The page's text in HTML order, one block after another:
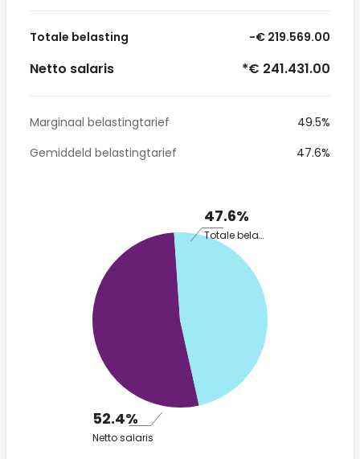
Totale belasting -€ 219.569.00
Netto salaris *€ 241.431.00
Marginaal belastingtarief
49.5%
Gemiddeld belastingtarief
47.6%
47.6%
Totale belasting
52.4%
Netto salaris